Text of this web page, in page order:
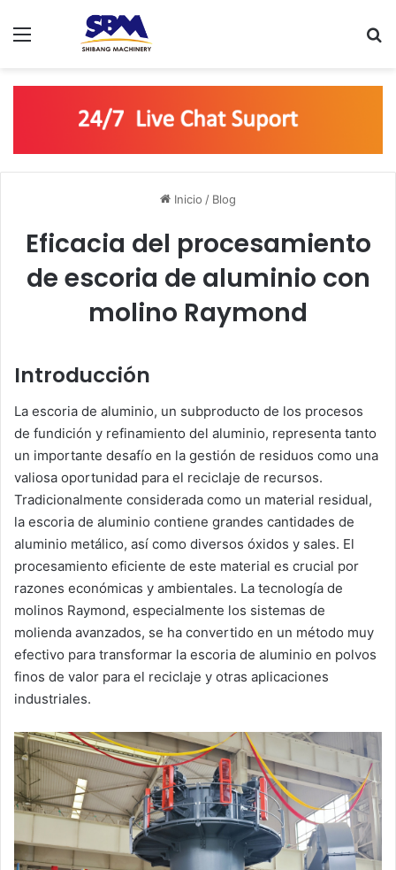
Inicio / Blog
Eficacia del procesamiento
de escoria de aluminio con
molino Raymond
Introducción
La escoria de aluminio, un subproducto de los procesos
de fundición y refinamiento del aluminio, representa tanto
un importante desafío en la gestión de residuos como una
valiosa oportunidad para el reciclaje de recursos.
Tradicionalmente considerada como un material residual,
la escoria de aluminio contiene grandes cantidades de
aluminio metálico, así como diversos óxidos y sales. El
procesamiento eficiente de este material es crucial por
razones económicas y ambientales. La tecnología de
molinos Raymond, especialmente los sistemas de
molienda avanzados, se ha convertido en un método muy
efectivo para transformar la escoria de aluminio en polvos
finos de valor para el reciclaje y otras aplicaciones
industriales.